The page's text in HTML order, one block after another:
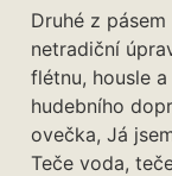
Druhé z
netradiční
flétnu, housle
hudebního
ovečka, Já
Teče voda,